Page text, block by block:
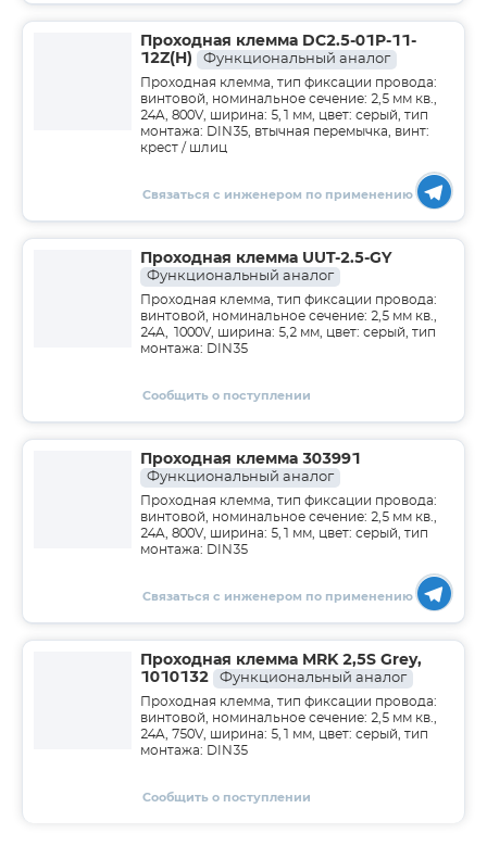
Проходная клемма DC2.5-01P-11-
12Z(H)
Функциональный аналог
Проходная клемма, тип фиксации провода:
винтовой, номинальное сечение: 2,5 мм кв.,
24A, 800V, ширина: 5,1 мм, цвет: серый, тип
монтажа: DIN35, втычная перемычка, винт:
крест / шлиц
Связаться с инженером по применению
Проходная клемма UUT-2.5-GY
Функциональный аналог
Проходная клемма, тип фиксации провода:
винтовой, номинальное сечение: 2,5 мм кв.,
24A, 1000V, ширина: 5,2 мм, цвет: серый, тип
монтажа: DIN35
Сообщить о поступлении
Проходная клемма 303991
Функциональный аналог
Проходная клемма, тип фиксации провода:
винтовой, номинальное сечение: 2,5 мм кв.,
24A, 800V, ширина: 5,1 мм, цвет: серый, тип
монтажа: DIN35
Связаться с инженером по применению
Проходная клемма MRK 2,5S Grey,
1010132
Функциональный аналог
Проходная клемма, тип фиксации провода:
винтовой, номинальное сечение: 2,5 мм кв.,
24A, 750V, ширина: 5,1 мм, цвет: серый, тип
монтажа: DIN35
Сообщить о поступлении